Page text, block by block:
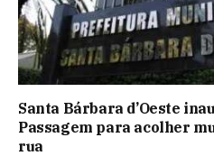
Santa Bárbara d’Oeste
Passagem para acolher
rua